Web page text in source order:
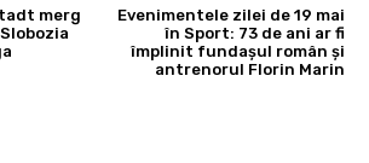
merg
Evenimentele zilei de 19 mai
în Sport: 73 de ani ar fi
împlinit fundașul român și
antrenorul Florin Marin